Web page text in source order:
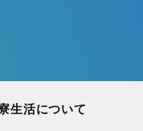
生活について